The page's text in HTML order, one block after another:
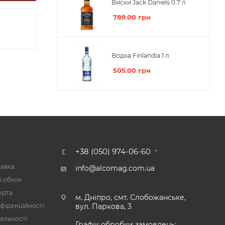
Виски Jack Daniels 0.7 л
789.00 грн
Водка Finlandia 1 л
505.00 грн
обмін
+38 (050) 974-06-60
info@alcomag.com.ua
м. Дніпро, смт. Слобожанське,
вул. Паркова, 3